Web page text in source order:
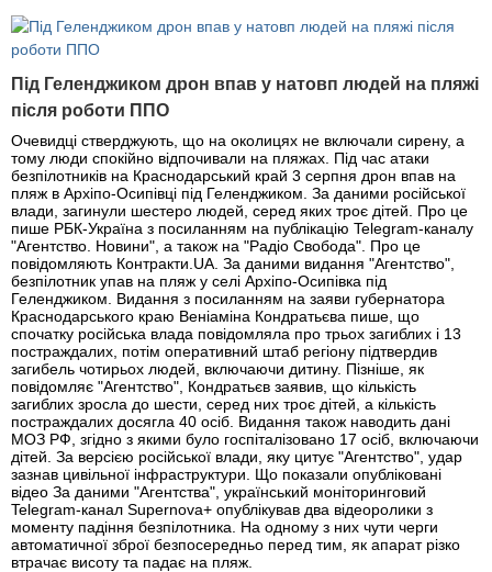
Під Геленджиком дрон впав у натовп людей на пляжі
після роботи ППО
Очевидці стверджують, що на околицях не включали сирену, а
тому люди спокійно відпочивали на пляжах. Під час атаки
безпілотників на Краснодарський край 3 серпня дрон впав на
пляж в Архіпо-Осипівці під Геленджиком. За даними російської
влади, загинули шестеро людей, серед яких троє дітей. Про це
пише РБК-Україна з посиланням на публікацію Telegram-каналу
"Агентство. Новини", а також на "Радіо Свобода". Про це
повідомляють Контракти.UA. За даними видання "Агентство",
безпілотник упав на пляж у селі Архіпо-Осипівка під
Геленджиком. Видання з посиланням на заяви губернатора
Краснодарського краю Веніаміна Кондратьєва пише, що
спочатку російська влада повідомляла про трьох загиблих і 13
постраждалих, потім оперативний штаб регіону підтвердив
загибель чотирьох людей, включаючи дитину. Пізніше, як
повідомляє "Агентство", Кондратьєв заявив, що кількість
загиблих зросла до шести, серед них троє дітей, а кількість
постраждалих досягла 40 осіб. Видання також наводить дані
МОЗ РФ, згідно з якими було госпіталізовано 17 осіб, включаючи
дітей. За версією російської влади, яку цитує "Агентство", удар
зазнав цивільної інфраструктури. Що показали опубліковані
відео За даними "Агентства", український моніторинговий
Telegram-канал Supernova+ опублікував два відеоролики з
моменту падіння безпілотника. На одному з них чути черги
автоматичної зброї безпосередньо перед тим, як апарат різко
втрачає висоту та падає на пляж.